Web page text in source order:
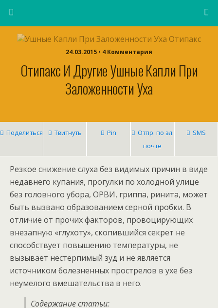
24.03.2015 • 4 Комментария
Отипакс И Другие Ушные Капли При
Заложенности Уха
Поделиться Твитнуть Pin
Отпр. по эл.
почте
SMS
Резкое снижение слуха без видимых причин в виде
недавнего купания, прогулки по холодной улице
без головного убора, ОРВИ, гриппа, ринита, может
быть вызвано образованием серной пробки. В
отличие от прочих факторов, провоцирующих
внезапную «глухоту», скопившийся секрет не
способствует повышению температуры, не
вызывает нестерпимый зуд и не является
источником болезненных прострелов в ухе без
неумелого вмешательства в него.
Содержание статьи: